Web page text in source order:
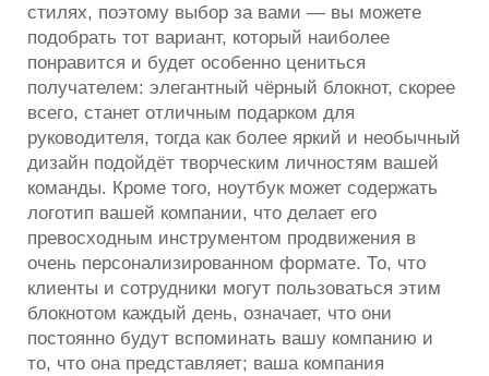
стилях, поэтому выбор за вами — вы можете
подобрать тот вариант, который наиболее
понравится и будет особенно цениться
получателем: элегантный чёрный блокнот, скорее
всего, станет отличным подарком для
руководителя, тогда как более яркий и необычный
дизайн подойдёт творческим личностям вашей
команды. Кроме того, ноутбук может содержать
логотип вашей компании, что делает его
превосходным инструментом продвижения в
очень персонализированном формате. То, что
клиенты и сотрудники могут пользоваться этим
блокнотом каждый день, означает, что они
постоянно будут вспоминать вашу компанию и
то, что она представляет; ваша компания